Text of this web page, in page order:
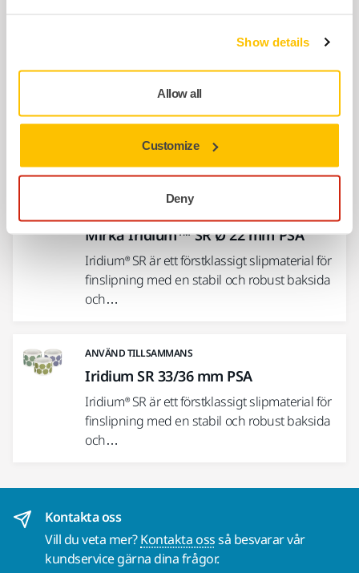
Show details
Allow all
Customize
Deny
ANVÄND TILLSAMMANS
Iridium SR 32mm PSA
Iridium® SR är ett förstklassigt slipmaterial för
finslipning med en stabil och robust baksida
Mirka Iridium™ SR Ø 22 mm PSA
Iridium® SR är ett förstklassigt slipmaterial för
finslipning med en stabil och robust baksida
och…
ANVÄND TILLSAMMANS
Iridium SR 33/36 mm PSA
Iridium® SR är ett förstklassigt slipmaterial för
finslipning med en stabil och robust baksida
och…
Kontakta oss
Vill du veta mer?Kontakta ossså besvarar vår
kundservice gärna dina frågor.